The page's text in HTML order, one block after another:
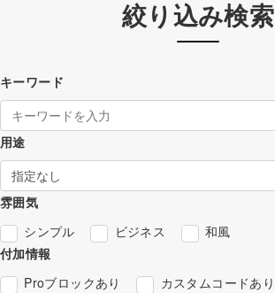
絞り込み検索
キーワード
用途
雰囲気
シンプル
ビジネス
和風
付加情報
Proブロックあり
カスタムコードあり